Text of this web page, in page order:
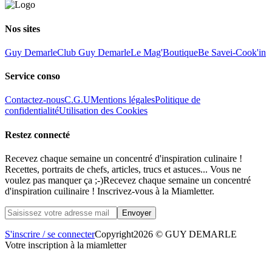
Nos sites
Guy DemarleClub Guy DemarleLe Mag'BoutiqueBe Savei-Cook'in
Service conso
Contactez-nousC.G.UMentions légalesPolitique de
confidentialitéUtilisation des Cookies
Restez connecté
Recevez chaque semaine un concentré d'inspiration culinaire !
Recettes, portraits de chefs, articles, trucs et astuces... Vous ne
voulez pas manquer ça ;-)Recevez chaque semaine un concentré
d'inspiration cuilinaire ! Inscrivez-vous à la Miamletter.
S'inscrire / se connecterCopyright2026 © GUY DEMARLE
Votre inscription à la miamletter